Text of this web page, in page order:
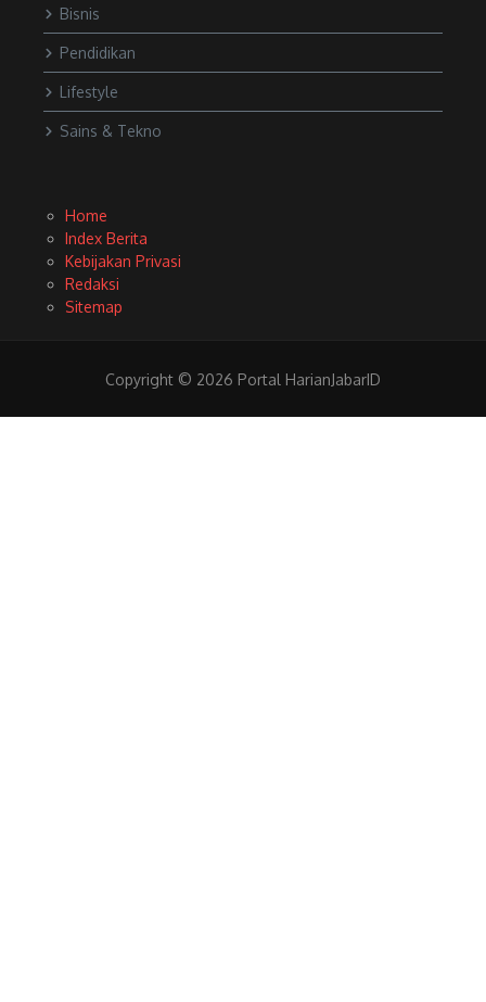
Bisnis
Pendidikan
Lifestyle
Sains & Tekno
Home
Index Berita
Kebijakan Privasi
Redaksi
Sitemap